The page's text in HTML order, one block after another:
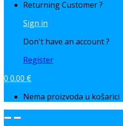
Returning Customer ?
Sign in
Don't have an account ?
Register
0 0.00 €
Nema proizvoda u košarici